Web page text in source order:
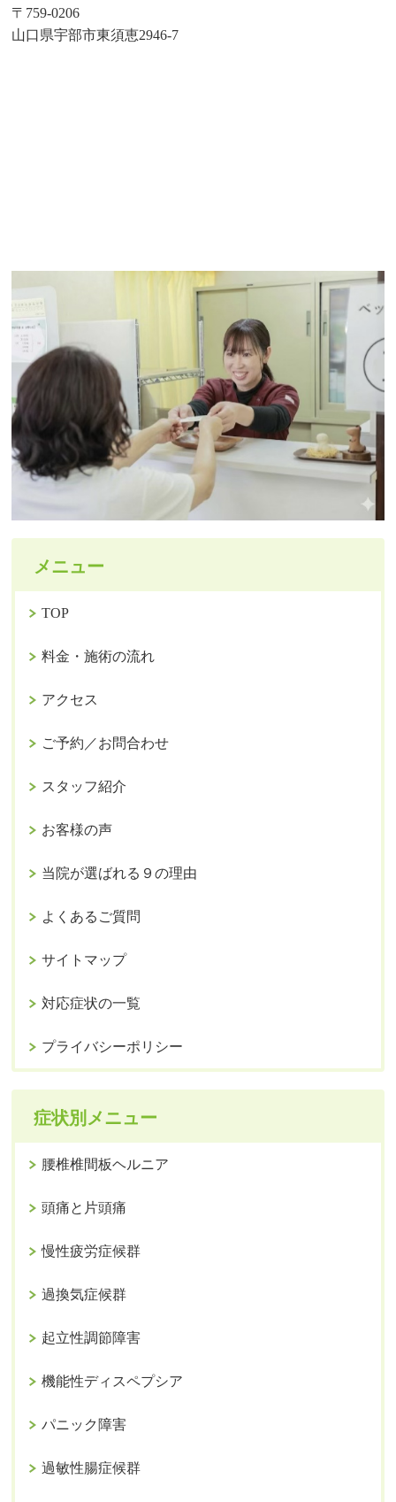
〒759-0206
山口県宇部市東須恵2946-7
メニュー
TOP
料金・施術の流れ
アクセス
ご予約／お問合わせ
スタッフ紹介
お客様の声
当院が選ばれる９の理由
よくあるご質問
サイトマップ
対応症状の一覧
プライバシーポリシー
症状別メニュー
腰椎椎間板ヘルニア
頭痛と片頭痛
慢性疲労症候群
過換気症候群
起立性調節障害
機能性ディスペプシア
パニック障害
過敏性腸症候群